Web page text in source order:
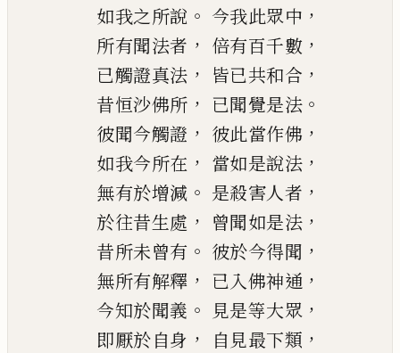
如我之所說 。 今我此眾中 ，
所有聞法者 ， 倍有百千數 ，
已觸證真法 ， 皆已共和合 ，
昔恒沙佛所 ， 已聞覺是法 。
彼聞今觸證 ， 彼此當作佛 ，
如我今所在 ， 當如是說法 ，
無有於增減 。 是殺害人者 ，
於往昔生處 ， 曾聞如是法 ，
昔所未曾有 。 彼於今得聞 ，
無所有解釋 ， 已入佛神通 ，
今知於聞義 。 見是等大眾 ，
即厭於自身 ， 自見最下類 ，